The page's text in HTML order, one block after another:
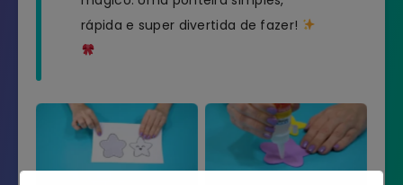
rápida e super divertida de fazer!